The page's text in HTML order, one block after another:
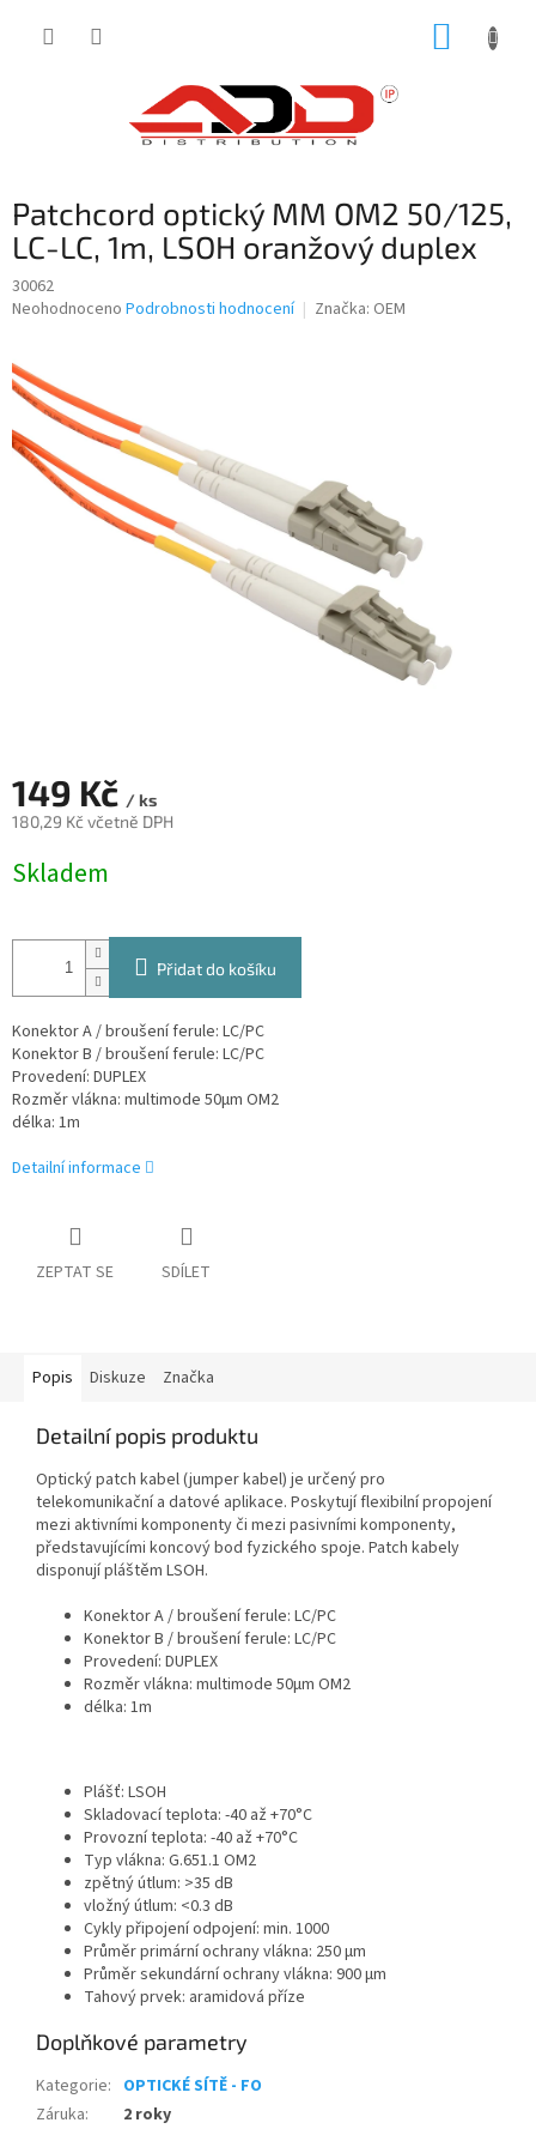
Patchcord optický MM OM2 50/125,
LC-LC, 1m, LSOH oranžový duplex
30062
Průměrné
je
0,0
5
hvězdiček.
Neohodnoceno Podrobnosti hodnocení Značka: OEM
149 Kč / ks
180,29 Kč včetně DPH
cena:
Skladem
Přidat do košíku
Konektor A / broušení ferule: LC/PC
Konektor B / broušení ferule: LC/PC
Provedení: DUPLEX
Rozměr vlákna: multimode 50µm OM2
délka: 1m
Detailní informace
ZEPTAT SE SDÍLET
Popis Diskuze Značka
Detailní popis produktu
Optický patch kabel (jumper kabel) je určený pro
telekomunikační a datové aplikace. Poskytují flexibilní propojení
mezi aktivními komponenty či mezi pasivními komponenty,
představujícími koncový bod fyzického spoje. Patch kabely
disponují pláštěm LSOH.
Konektor A / broušení ferule: LC/PC
Konektor B / broušení ferule: LC/PC
Provedení: DUPLEX
Rozměr vlákna: multimode 50µm OM2
délka: 1m
Plášť: LSOH
Skladovací teplota: -40 až +70°C
Provozní teplota: -40 až +70°C
Typ vlákna: G.651.1 OM2
zpětný útlum: >35 dB
vložný útlum: <0.3 dB
Cykly připojení odpojení: min. 1000
Průměr primární ochrany vlákna: 250 µm
Průměr sekundární ochrany vlákna: 900 µm
Tahový prvek: aramidová příze
Doplňkové parametry
Kategorie: OPTICKÉ SÍTĚ - FO
Záruka: 2 roky